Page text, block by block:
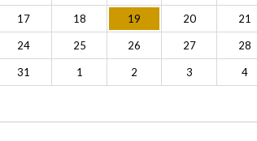
17 18 19 20 21
24 25 26 27 28
31 1 2 3 4